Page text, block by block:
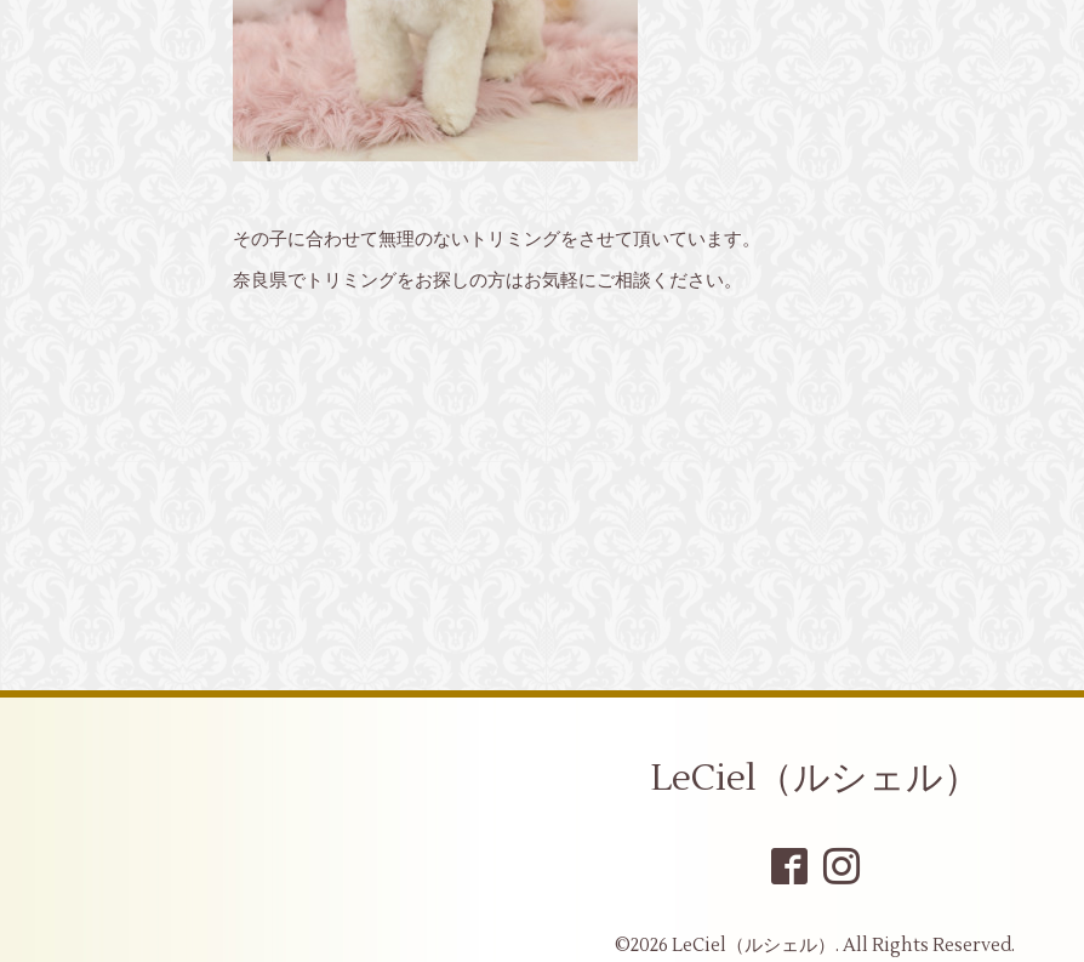
その子に合わせて無理のないトリミングをさせて頂いています。
奈良県でトリミングをお探しの方はお気軽にご相談ください。
LeCiel（ルシェル）
©2026 LeCiel（ルシェル） . All Rights Reserved.